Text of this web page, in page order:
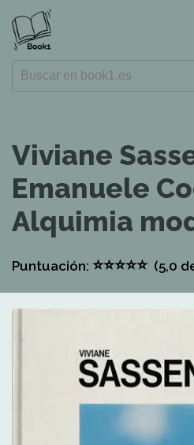
Viviane
Emanuele
Alquimia
Puntuación: ⭐⭐⭐⭐⭐(5,0